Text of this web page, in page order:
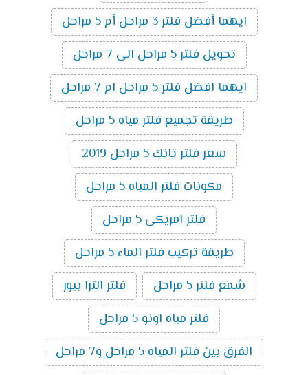
ايهما أفضل فلتر 3 مراحل أم 5 مراحل
تحويل فلتر 5 مراحل الى 7 مراحل
ايهما افضل فلتر 5 مراحل ام 7 مراحل
طريقة تجميع فلتر مياه 5 مراحل
سعر فلتر تانك 5 مراحل 2019
مكونات فلتر المياه 5 مراحل
فلتر امريكى 5 مراحل
طريقة تركيب فلتر الماء 5 مراحل
شمع فلتر 5 مراحل
فلتر الترا بيور
فلتر مياه اونو 5 مراحل
الفرق بين فلتر المياه 5 مراحل و7 مراحل